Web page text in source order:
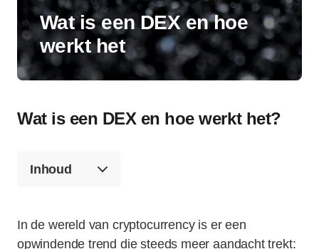
Wat is een DEX en hoe
werkt het
Wat is een DEX en hoe werkt het?
Inhoud
In de wereld van cryptocurrency is er een
opwindende trend die steeds meer aandacht trekt: